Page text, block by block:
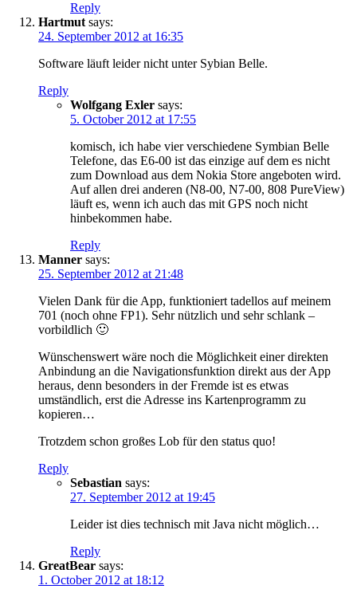
Reply
Hartmut says:
24. September 2012 at 16:35
Software läuft leider nicht unter Sybian Belle.
Reply
Wolfgang Exler says:
5. October 2012 at 17:55
komisch, ich habe vier verschiedene Symbian Belle
Telefone, das E6-00 ist das einzige auf dem es nicht
zum Download aus dem Nokia Store angeboten wird.
Auf allen drei anderen (N8-00, N7-00, 808 PureView)
läuft es, wenn ich auch das mit GPS noch nicht
hinbekommen habe.
Reply
Manner says:
25. September 2012 at 21:48
Vielen Dank für die App, funktioniert tadellos auf meinem
701 (noch ohne FP1). Sehr nützlich und sehr schlank –
vorbildlich 🙂
Wünschenswert wäre noch die Möglichkeit einer direkten
Anbindung an die Navigationsfunktion direkt aus der App
heraus, denn besonders in der Fremde ist es etwas
umständlich, erst die Adresse ins Kartenprogramm zu
kopieren…
Trotzdem schon großes Lob für den status quo!
Reply
Sebastian says:
27. September 2012 at 19:45
Leider ist dies technisch mit Java nicht möglich…
Reply
GreatBear says:
1. October 2012 at 18:12